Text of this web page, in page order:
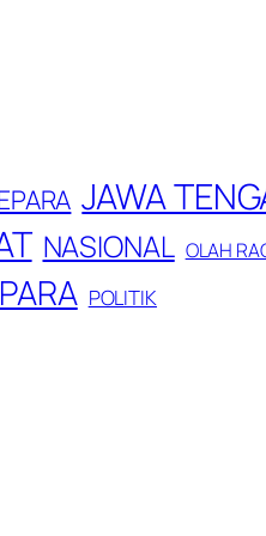
JAWA
NASIONAL OLAH
POLITIK